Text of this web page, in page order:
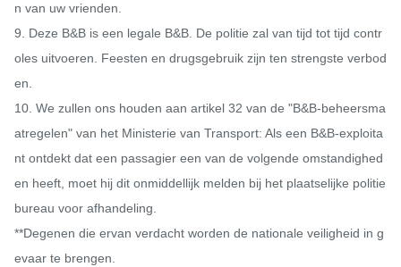
n van uw vrienden.
9. Deze B&B is een legale B&B. De politie zal van tijd tot tijd contr
oles uitvoeren. Feesten en drugsgebruik zijn ten strengste verbod
en.
10. We zullen ons houden aan artikel 32 van de "B&B-beheersma
atregelen" van het Ministerie van Transport: Als een B&B-exploita
nt ontdekt dat een passagier een van de volgende omstandighed
en heeft, moet hij dit onmiddellijk melden bij het plaatselijke politie
bureau voor afhandeling.
**Degenen die ervan verdacht worden de nationale veiligheid in g
evaar te brengen.